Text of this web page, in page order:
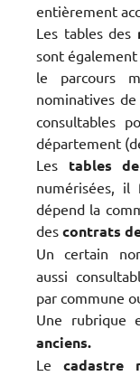
entièrement
Les tables des
sont
le parcours
nominatives de
consultables
département
Les tables
numérisées, il
dépend la
des contrats
Un certain
aussi
par commune
Une rubrique
anciens.
Le cadastre